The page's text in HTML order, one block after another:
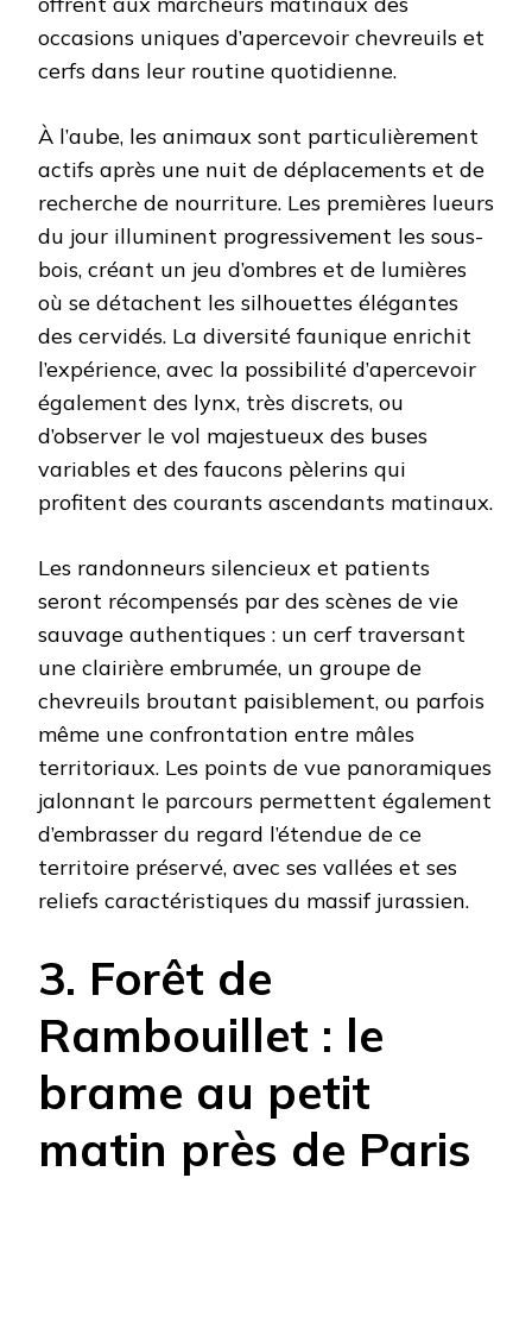
occasions uniques d’apercevoir chevreuils et
cerfs dans leur routine quotidienne.
À l’aube, les animaux sont particulièrement
actifs après une nuit de déplacements et de
recherche de nourriture. Les premières lueurs
du jour illuminent progressivement les sous-
bois, créant un jeu d’ombres et de lumières
où se détachent les silhouettes élégantes
des cervidés. La diversité faunique enrichit
l’expérience, avec la possibilité d’apercevoir
également des lynx, très discrets, ou
d’observer le vol majestueux des buses
variables et des faucons pèlerins qui
profitent des courants ascendants matinaux.
Les randonneurs silencieux et patients
seront récompensés par des scènes de vie
sauvage authentiques : un cerf traversant
une clairière embrumée, un groupe de
chevreuils broutant paisiblement, ou parfois
même une confrontation entre mâles
territoriaux. Les points de vue panoramiques
jalonnant le parcours permettent également
d’embrasser du regard l’étendue de ce
territoire préservé, avec ses vallées et ses
reliefs caractéristiques du massif jurassien.
3. Forêt de
Rambouillet : le
brame au petit
matin près de Paris